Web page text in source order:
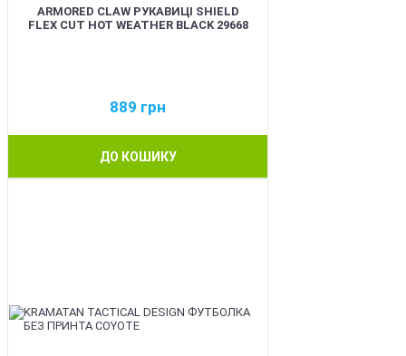
ARMORED CLAW РУКАВИЦІ SHIELD
FLEX CUT HOT WEATHER BLACK 29668
889 грн
ДО КОШИКУ